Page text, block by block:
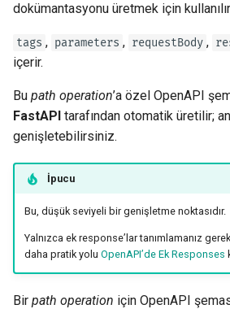
dokümantasyonu üretmek için
tags , parameters , requestBody ,
içerir.
Bu path operation’a özel OpenAPI
FastAPI tarafından otomatik üretilir;
genişletebilirsiniz.
İpucu
Bu, düşük seviyeli bir genişletme noktasıdır.
Yalnızca ek response’lar tanımlamanız
daha pratik yolu OpenAPI’de Ek Responses
Bir path operation için OpenAPI